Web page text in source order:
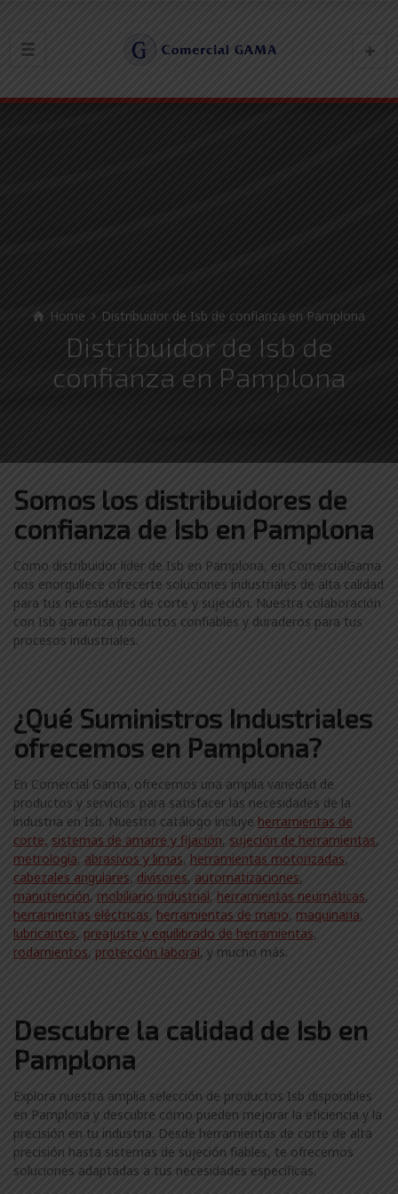
Home Distribuidor de Isb de confianza en Pamplona
Distribuidor de Isb de
confianza en Pamplona
Somos los distribuidores de
confianza de Isb en Pamplona
Como distribuidor líder de Isb en Pamplona, en ComercialGama
nos enorgullece ofrecerte soluciones industriales de alta calidad
para tus necesidades de corte y sujeción. Nuestra colaboración
con Isb garantiza productos confiables y duraderos para tus
procesos industriales.
¿Qué Suministros Industriales
ofrecemos en Pamplona?
En Comercial Gama, ofrecemos una amplia variedad de
productos y servicios para satisfacer las necesidades de la
industria en Isb. Nuestro catálogo incluye herramientas de
corte, sistemas de amarre y fijación, sujeción de herramientas,
metrología, abrasivos y limas, herramientas motorizadas,
cabezales angulares, divisores, automatizaciones,
manutención, mobiliario industrial, herramientas neumáticas,
herramientas eléctricas, herramientas de mano, maquinaria,
lubricantes, preajuste y equilibrado de herramientas,
rodamientos, protección laboral, y mucho más.
Descubre la calidad de Isb en
Pamplona
Explora nuestra amplia selección de productos Isb disponibles
en Pamplona y descubre cómo pueden mejorar la eficiencia y la
precisión en tu industria. Desde herramientas de corte de alta
precisión hasta sistemas de sujeción fiables, te ofrecemos
soluciones adaptadas a tus necesidades específicas.